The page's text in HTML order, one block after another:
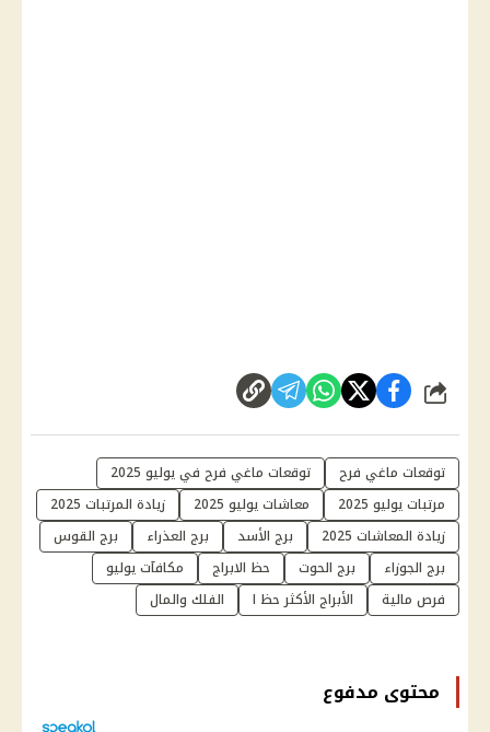
شارك
توقعات ماغي فرح
توقعات ماغي فرح في يوليو 2025
مرتبات يوليو 2025
معاشات يوليو 2025
زيادة المرتبات 2025
زيادة المعاشات 2025
برج الأسد برج العذراء
برج القوس
برج الجوزاء
برج الحوت حظ الابراج
مكافآت يوليو
فرص مالية
الأبراج الأكثر حظ ا الفلك والمال
محتوى مدفوع